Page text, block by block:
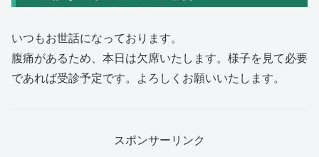
いつもお世話になっております。
腹痛があるため、本日は欠席いたします。様子を見て必要
であれば受診予定です。よろしくお願いいたします。
スポンサーリンク